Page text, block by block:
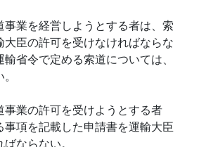
事業を経営しようとする者は、索
大臣の許可を受けなければならな
省令で定める索道については、
事業の許可を受けようとする者
事項を記載した申請書を運輸大臣
ならない。